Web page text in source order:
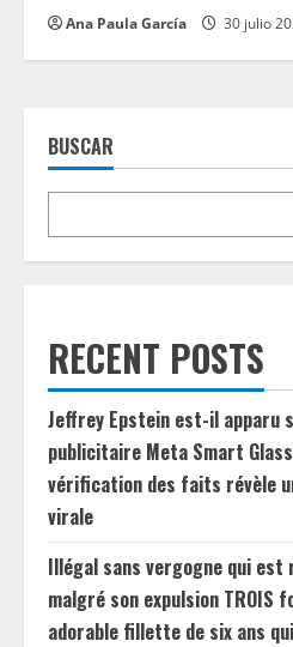
Ana Paula García 30 julio
BUSCAR
RECENT POSTS
Jeffrey Epstein est-il apparu
publicitaire Meta Smart
vérification des faits révèle
virale
Illégal sans vergogne qui
malgré son expulsion TROIS
adorable fillette de six ans